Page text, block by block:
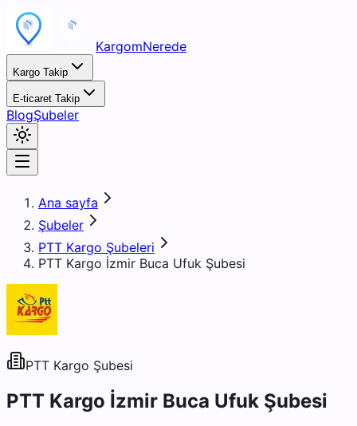
KargomNerede
Kargo Takip
E-ticaret Takip
BlogŞubeler
Ana sayfa
Şubeler
PTT Kargo Şubeleri
PTT Kargo İzmir Buca Ufuk Şubesi
PTT Kargo Şubesi
PTT Kargo İzmir Buca Ufuk Şubesi